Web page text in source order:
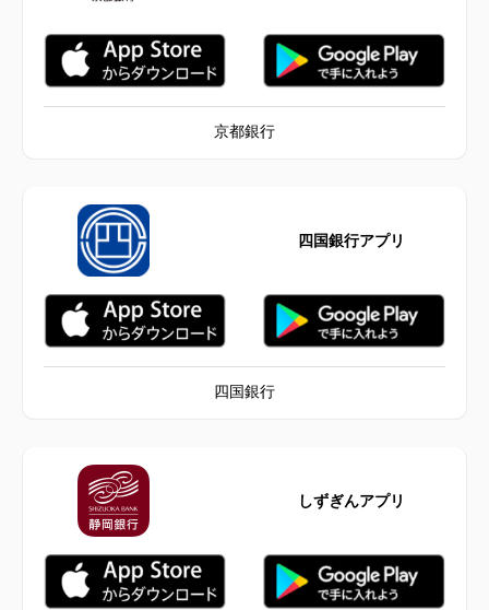
京都銀行
四国銀行アプリ
四国銀行
しずぎんアプリ